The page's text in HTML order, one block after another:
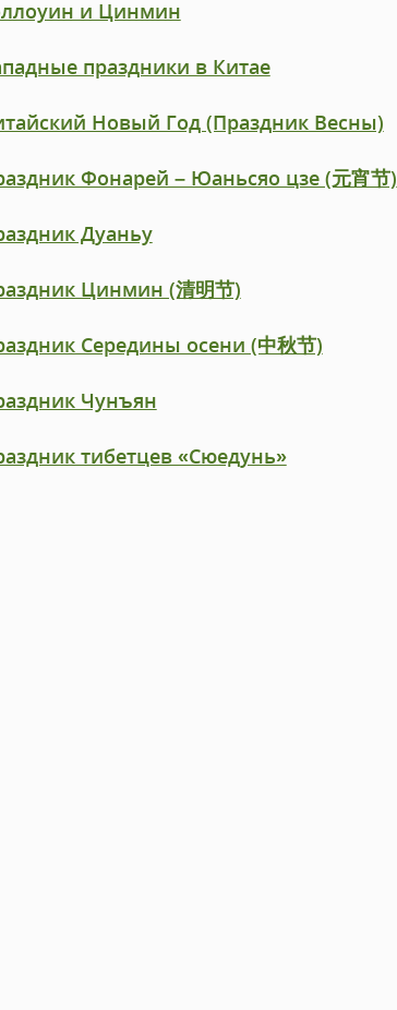
и Цинмин
праздники в Китае
Новый Год (Праздник Весны)
Фонарей – Юаньсяо цзе (元宵节)
Дуаньу
Цинмин (清明节)
Середины осени (中秋节)
Чунъян
тибетцев «Сюедунь»